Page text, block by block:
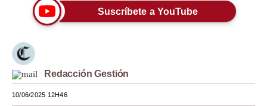
Moda
Mundo
EEUU
Suscríbete a YouTube
Redacción Gestión
10/06/2025 12H46